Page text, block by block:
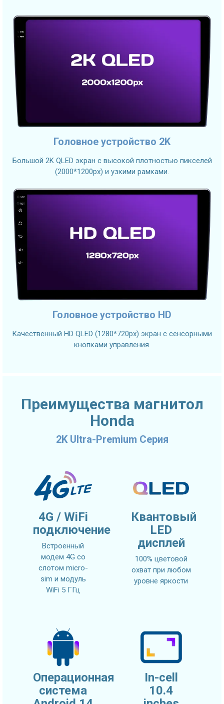
Головное устройство 2K
Большой 2K QLED экран с высокой плотностью пикселей
(2000*1200px) и узкими рамками.
Головное устройство HD
Качественный HD QLED (1280*720px) экран с сенсорными
кнопками управления.
Преимущества магнитол
Honda
2K Ultra-Premium Серия
4G / WiFi
подключение
Встроенный
модем 4G со
слотом micro-
sim и модуль
WiFi 5 ГГц
Квантовый
LED
дисплей
100% цветовой
охват при любом
уровне яркости
Операционная
система
In-cell
10.4